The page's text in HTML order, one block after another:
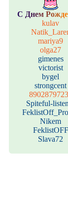
С Днем Рожде
kulav
mariya9
olga27
gimenes
victorist
bygel
strongcent
Spiteful-
Nikem
FeklistOFF
Slava72